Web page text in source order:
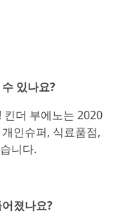
있나요?
킨더 부에노는 2020
인슈퍼, 식료품점,
니다.
졌나요?